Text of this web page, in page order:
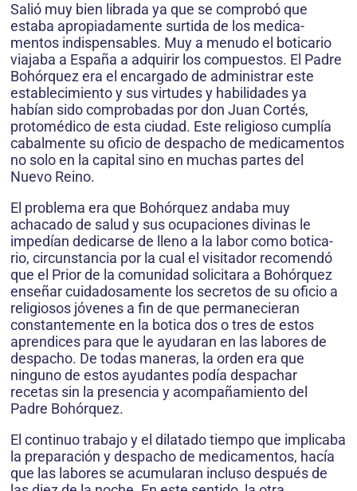
Salió muy bien librada ya que se comprobó que
estaba apropiadamente surtida de los medica­
mentos indispensables. Muy a menudo el boticario
viajaba a España a adquirir los compuestos. El Padre
Bohórquez era el encargado de administrar este
establecimiento y sus virtudes y habilidades ya
habían sido comprobadas por don Juan Cortés,
protomédico de esta ciudad. Este religioso cumplía
cabalmente su oficio de despacho de medicamen­tos
no solo en la capital sino en muchas partes del
Nuevo Reino.
El problema era que Bohórquez andaba muy
achacado de salud y sus ocupaciones divinas le
impedían dedicarse de lleno a la labor como botica­
rio, circunstancia por la cual el visitador recomendó
que el Prior de la comunidad solicitara a Bohórquez
enseñar cuidadosamente los secretos de su oficio a
religiosos jóvenes a fin de que permanecieran
constantemente en la botica dos o tres de estos
aprendices para que le ayudaran en las labores de
despacho. De todas maneras, la orden era que
ninguno de estos ayudantes podía despachar
recetas sin la presencia y acompañamiento del
Padre Bohórquez.
El continuo trabajo y el dilatado tiempo que implicaba
la preparación y despacho de medicamen­tos, hacía
que las labores se acumularan incluso después de